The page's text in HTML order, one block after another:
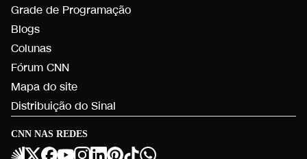
CNN NAS REDES
Grade de Programação
Blogs
Colunas
Fórum CNN
Mapa do site
Distribuição do Sinal